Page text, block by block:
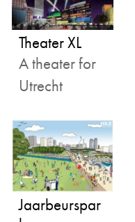
Theater XL
A theater for
Utrecht
Jaarbeurspar